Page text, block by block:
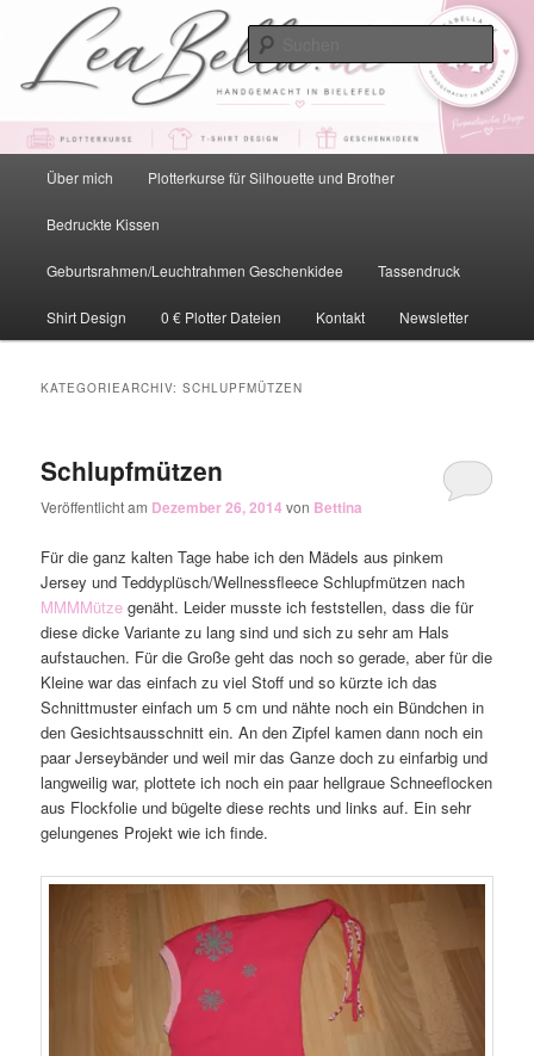
primären
springen
sekundären
springenLeaBella.de – Handgemacht in
Bielefeld
HauptmenüÜber mich Plotterkurse für Silhouette und Brother
Bedruckte Kissen
Geburtsrahmen/Leuchtrahmen Geschenkidee Tassendruck
Shirt Design 0 € Plotter Dateien Kontakt Newsletter
KATEGORIEARCHIV:SCHLUPFMÜTZEN
Schlupfmützen
Veröffentlicht am Dezember 26, 2014 von Bettina
Für die ganz kalten Tage habe ich den Mädels aus pinkem
Jersey und Teddyplüsch/Wellnessfleece Schlupfmützen nach
MMMMütze genäht. Leider musste ich feststellen, dass die für
diese dicke Variante zu lang sind und sich zu sehr am Hals
aufstauchen. Für die Große geht das noch so gerade, aber für die
Kleine war das einfach zu viel Stoff und so kürzte ich das
Schnittmuster einfach um 5 cm und nähte noch ein Bündchen in
den Gesichtsausschnitt ein. An den Zipfel kamen dann noch ein
paar Jerseybänder und weil mir das Ganze doch zu einfarbig und
langweilig war, plottete ich noch ein paar hellgraue Schneeflocken
aus Flockfolie und bügelte diese rechts und links auf. Ein sehr
gelungenes Projekt wie ich finde.